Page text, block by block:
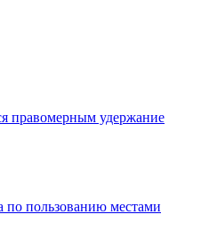
правомерным удержание
по пользованию местами